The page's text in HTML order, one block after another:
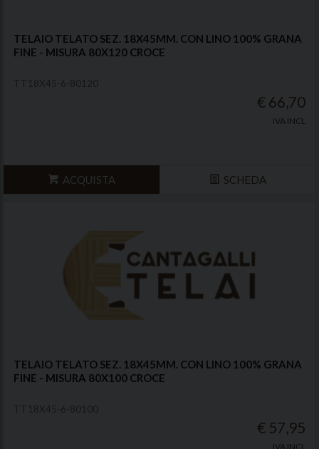
TELAIO TELATO SEZ. 18X45MM. CON LINO 100% GRANA
FINE - MISURA 80X120 CROCE
€ 66,70
IVA INCL
ACQUISTA SCHEDA
TELAIO TELATO SEZ. 18X45MM. CON LINO 100% GRANA
FINE - MISURA 80X100 CROCE
€ 57,95
IVA INCL